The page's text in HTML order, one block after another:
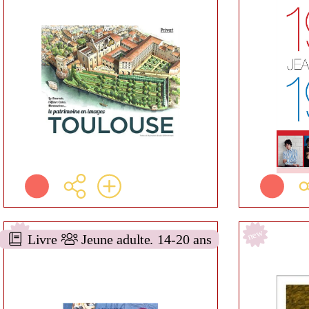
Jean DE SAINT
BLANQUAT
Privat (
Toulouse - 2021 )
Informations:
Résumé:
Plus d'infos
(
Livre Jeune adulte. 14-20 ans
new
Clara
new